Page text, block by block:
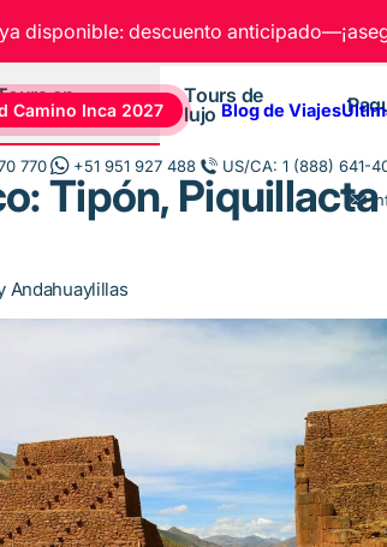
disponible: descuento
Camino Inca 2027 Blog de Viajes
770 +51 951 927 488 US/CA: 1 (888) 641-
en
Tours de
lujo
Tipón,
Andahuaylillas